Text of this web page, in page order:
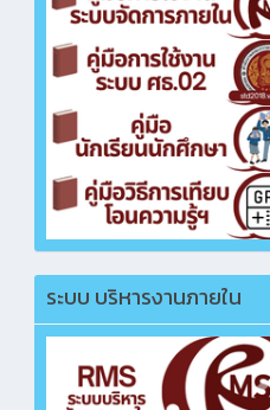
ระบบ บริหารงานภายใน